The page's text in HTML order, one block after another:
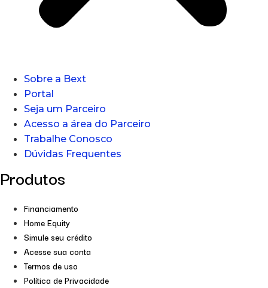
Sobre a Bext
Portal
Seja um Parceiro
Acesso a área do Parceiro
Trabalhe Conosco
Dúvidas Frequentes
Produtos
Financiamento
Home Equity
Simule seu crédito
Acesse sua conta
Termos de uso
Política de Privacidade